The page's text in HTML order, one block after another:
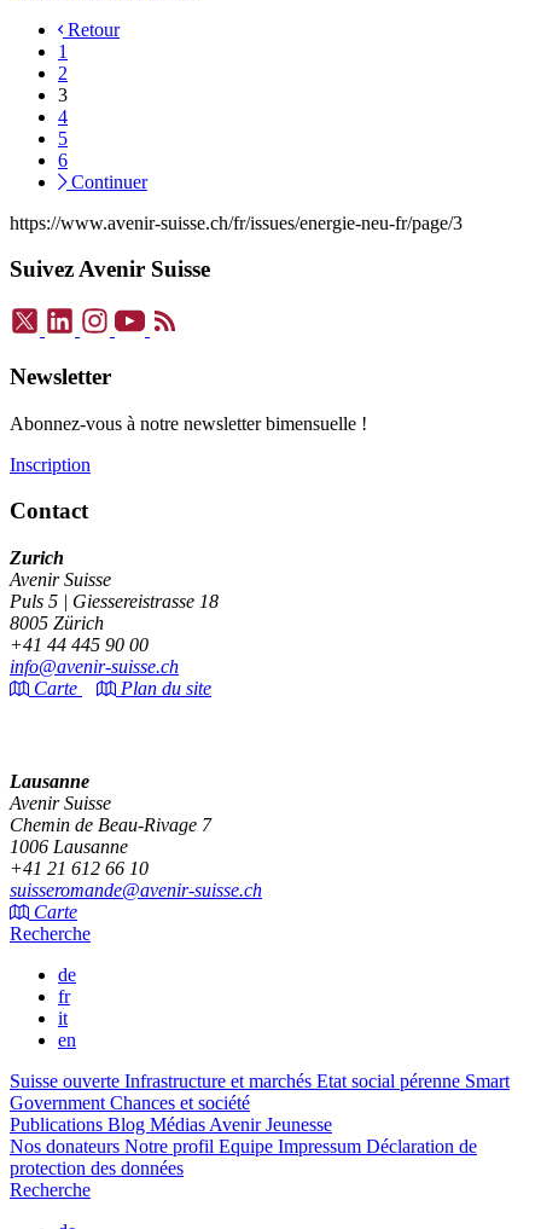
Retour
1
2
3
4
5
6
Continuer
https://www.avenir-suisse.ch/fr/issues/energie-neu-fr/page/3
Suivez Avenir Suisse
Newsletter
Abonnez-vous à notre newsletter bimensuelle !
Inscription
Contact
Zurich
Avenir Suisse
Puls 5 | Giessereistrasse 18
8005 Zürich
+41 44 445 90 00
info@avenir-suisse.ch
Carte
Plan du site
Lausanne
Avenir Suisse
Chemin de Beau-Rivage 7
1006 Lausanne
+41 21 612 66 10
suisseromande@avenir-suisse.ch
Carte
Recherche
de
fr
it
en
Suisse ouverte Infrastructure et marchés Etat social pérenne Smart
Government Chances et société
Publications Blog Médias Avenir Jeunesse
Nos donateurs Notre profil Equipe Impressum Déclaration de
protection des données
Recherche